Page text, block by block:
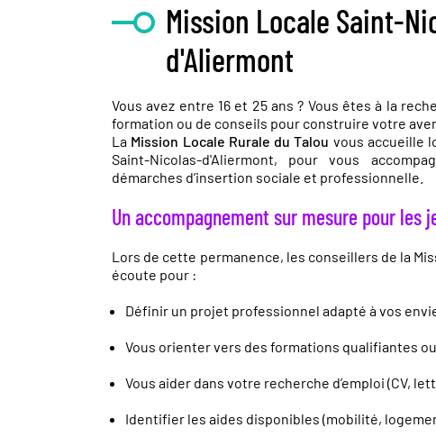
Mission Locale Saint-
d'Aliermont
Vous avez entre 16 et 25 ans ? Vous êtes à la
formation ou de conseils pour construire votre
La Mission Locale Rurale du Talou vous accueille
Saint-Nicolas-d'Aliermont, pour vous
démarches d’insertion sociale et professionnelle.
Un accompagnement sur mesure pour les
Lors de cette permanence, les conseillers de la
écoute pour :
Définir un projet professionnel adapté à vos
Vous orienter vers des formations qualifiantes
Vous aider dans votre recherche d’emploi (CV,
Identifier les aides disponibles (mobilité,